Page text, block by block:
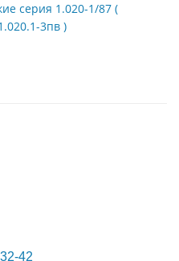
серия 1.020-1/87 (
3пв )